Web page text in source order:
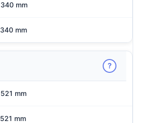
340 mm
340 mm
?
521 mm
521 mm